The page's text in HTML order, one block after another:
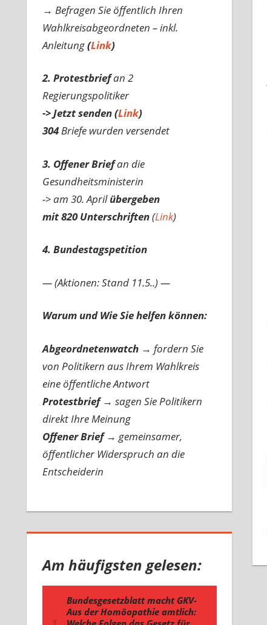
→ Befragen Sie öffentlich Ihren
Wahlkreisabgeordneten – inkl.
Anleitung(Link)
2. Protestbriefan 2
Regierungspolitiker
-> Jetzt senden (Link)
304Briefe wurden versendet
3. Offener Briefan die
Gesundheitsministerin
-> am 30. Aprilübergeben
mit 820 Unterschriften(Link)
4. Bundestagspetition
— (Aktionen: Stand 11.5..) —
Warum und Wie Sie helfen können:
Abgeordnetenwatch → fordern Sie
von Politikern aus Ihrem Wahlkreis
eine öffentliche Antwort
Protestbrief → sagen Sie Politikern
direkt Ihre Meinung
Offener Brief → gemeinsamer,
öffentlicher Widerspruch an die
Entscheiderin
Am häufigsten gelesen: